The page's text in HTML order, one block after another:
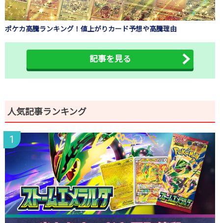
ポケカ高騰ランキング！値上がりカード予想や高騰理由
記事を見る
人気記事ランキング